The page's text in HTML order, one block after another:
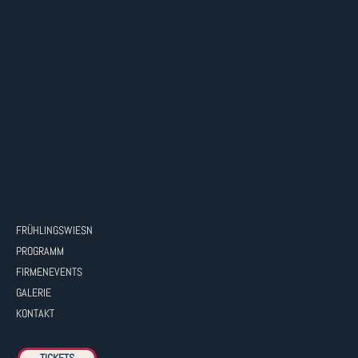
FRÜHLINGSWIESN
PROGRAMM
FIRMENEVENTS
GALERIE
KONTAKT